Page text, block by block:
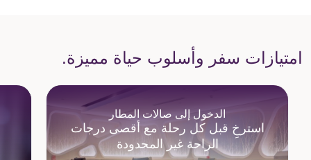
امتيازات سفر وأسلوب حياة مميزة.
الدخول إلى صالات المطار
استرخِ قبل كل رحلة مع أقصى درجات
الراحة غير المحدودة